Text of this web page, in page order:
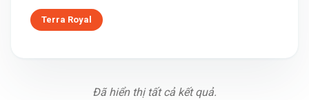
Terra Royal
Đã hiển thị tất cả kết quả.